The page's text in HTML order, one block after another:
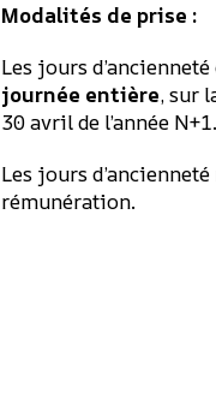
Modalités de prise :
Les jours
journée entière, sur
30 avril de l’année N+1.
Les jours
rémunération.